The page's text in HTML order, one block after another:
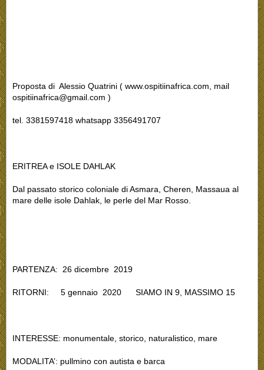
Proposta di Alessio Quatrini ( www.ospitiinafrica.com, mail
ospitiinafrica@gmail.com )
tel. 3381597418 whatsapp 3356491707
ERITREA e ISOLE DAHLAK
Dal passato storico coloniale di Asmara, Cheren, Massaua al
mare delle isole Dahlak, le perle del Mar Rosso.
PARTENZA: 26 dicembre 2019
RITORNI: 5 gennaio 2020 SIAMO IN 9, MASSIMO 15
INTERESSE: monumentale, storico, naturalistico, mare
MODALITA’: pullmino con autista e barca